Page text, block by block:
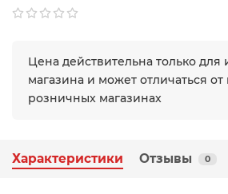
Цена действительна только для
магазина и может отличаться от
розничных магазинах
Характеристики Отзывы 0